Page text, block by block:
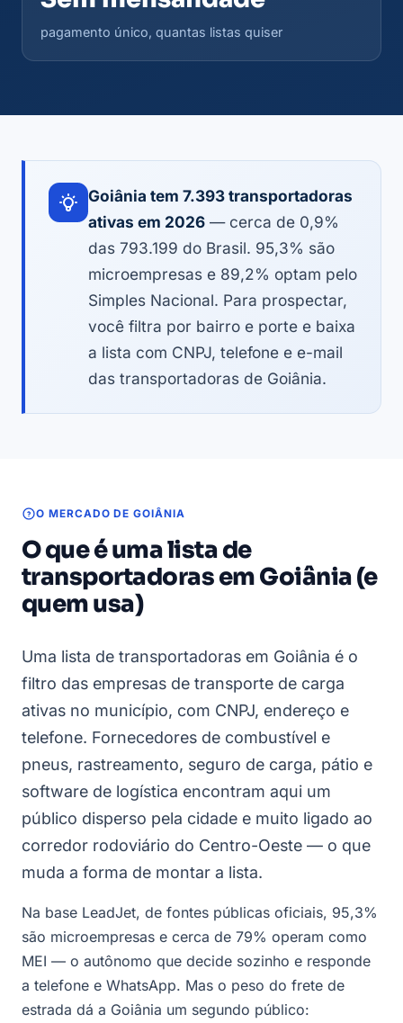
pagamento único, quantas listas quiser
Goiânia tem 7.393 transportadoras
ativas em 2026 — cerca de 0,9%
das 793.199 do Brasil. 95,3% são
microempresas e 89,2% optam pelo
Simples Nacional. Para prospectar,
você filtra por bairro e porte e baixa
a lista com CNPJ, telefone e e-mail
das transportadoras de Goiânia.
O MERCADO DE GOIÂNIA
O que é uma lista de
transportadoras em Goiânia (e
quem usa)
Uma lista de transportadoras em Goiânia é o
filtro das empresas de transporte de carga
ativas no município, com CNPJ, endereço e
telefone. Fornecedores de combustível e
pneus, rastreamento, seguro de carga, pátio e
software de logística encontram aqui um
público disperso pela cidade e muito ligado ao
corredor rodoviário do Centro-Oeste — o que
muda a forma de montar a lista.
Na base LeadJet, de fontes públicas oficiais, 95,3%
são microempresas e cerca de 79% operam como
MEI — o autônomo que decide sozinho e responde
a telefone e WhatsApp. Mas o peso do frete de
estrada dá a Goiânia um segundo público: